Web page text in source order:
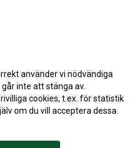
använder vi nödvändiga
inte att stänga av.
cookies, t.ex. för statistik
om du vill acceptera dessa.